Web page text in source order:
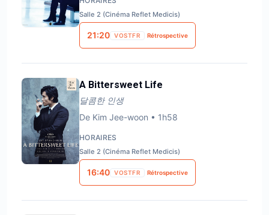
Salle 2 (Cinéma Reflet Medicis)
21:20 VOSTFR Rétrospective
A Bittersweet Life
달콤한 인생
De Kim Jee-woon • 1h58
HORAIRES
Salle 2 (Cinéma Reflet Medicis)
16:40 VOSTFR Rétrospective